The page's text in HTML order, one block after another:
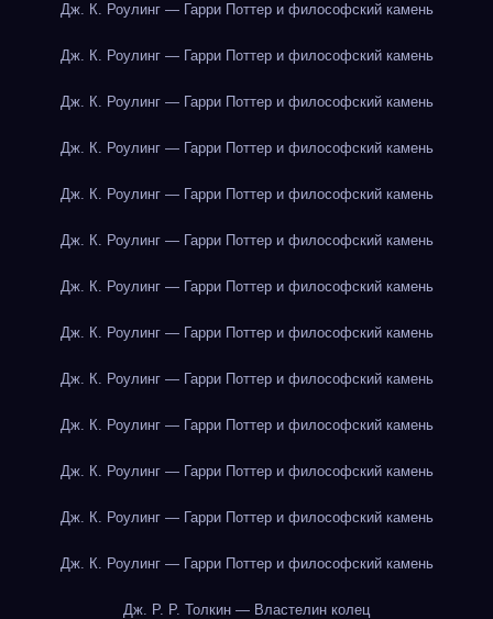
Дж. К. Роулинг — Гарри Поттер и философский камень
Дж. К. Роулинг — Гарри Поттер и философский камень
Дж. К. Роулинг — Гарри Поттер и философский камень
Дж. К. Роулинг — Гарри Поттер и философский камень
Дж. К. Роулинг — Гарри Поттер и философский камень
Дж. К. Роулинг — Гарри Поттер и философский камень
Дж. К. Роулинг — Гарри Поттер и философский камень
Дж. К. Роулинг — Гарри Поттер и философский камень
Дж. К. Роулинг — Гарри Поттер и философский камень
Дж. К. Роулинг — Гарри Поттер и философский камень
Дж. К. Роулинг — Гарри Поттер и философский камень
Дж. К. Роулинг — Гарри Поттер и философский камень
Дж. К. Роулинг — Гарри Поттер и философский камень
Дж. Р. Р. Толкин — Властелин колец